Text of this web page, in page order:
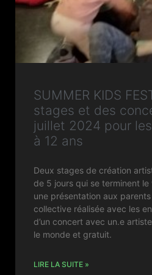
SUMMER KIDS
stages et des
juillet 2024 pour
à 12 ans
Deux stages de création
de 5 jours qui se terminent
une présentation aux
collective réalisée avec les
d’un concert avec un.e
le monde et gratuit.
LIRE LA SUITE »